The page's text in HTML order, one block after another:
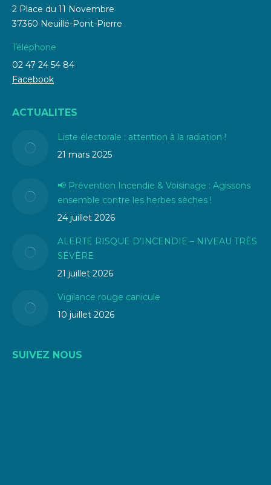
2 Place du 11 Novembre
37360 Neuillé-Pont-Pierre
Téléphone
02 47 24 54 84
Facebook
ACTUALITES
Liste électorale : attention à la radiation !
21 mars 2025
📢 Prévention Incendie & Voisinage : Agissons
ensemble contre les herbes sèches !
24 juillet 2026
ALERTE RISQUE D’INCENDIE – NIVEAU TRÈS
SÉVÈRE
21 juillet 2026
Vigilance rouge canicule
10 juillet 2026
SUIVEZ NOUS